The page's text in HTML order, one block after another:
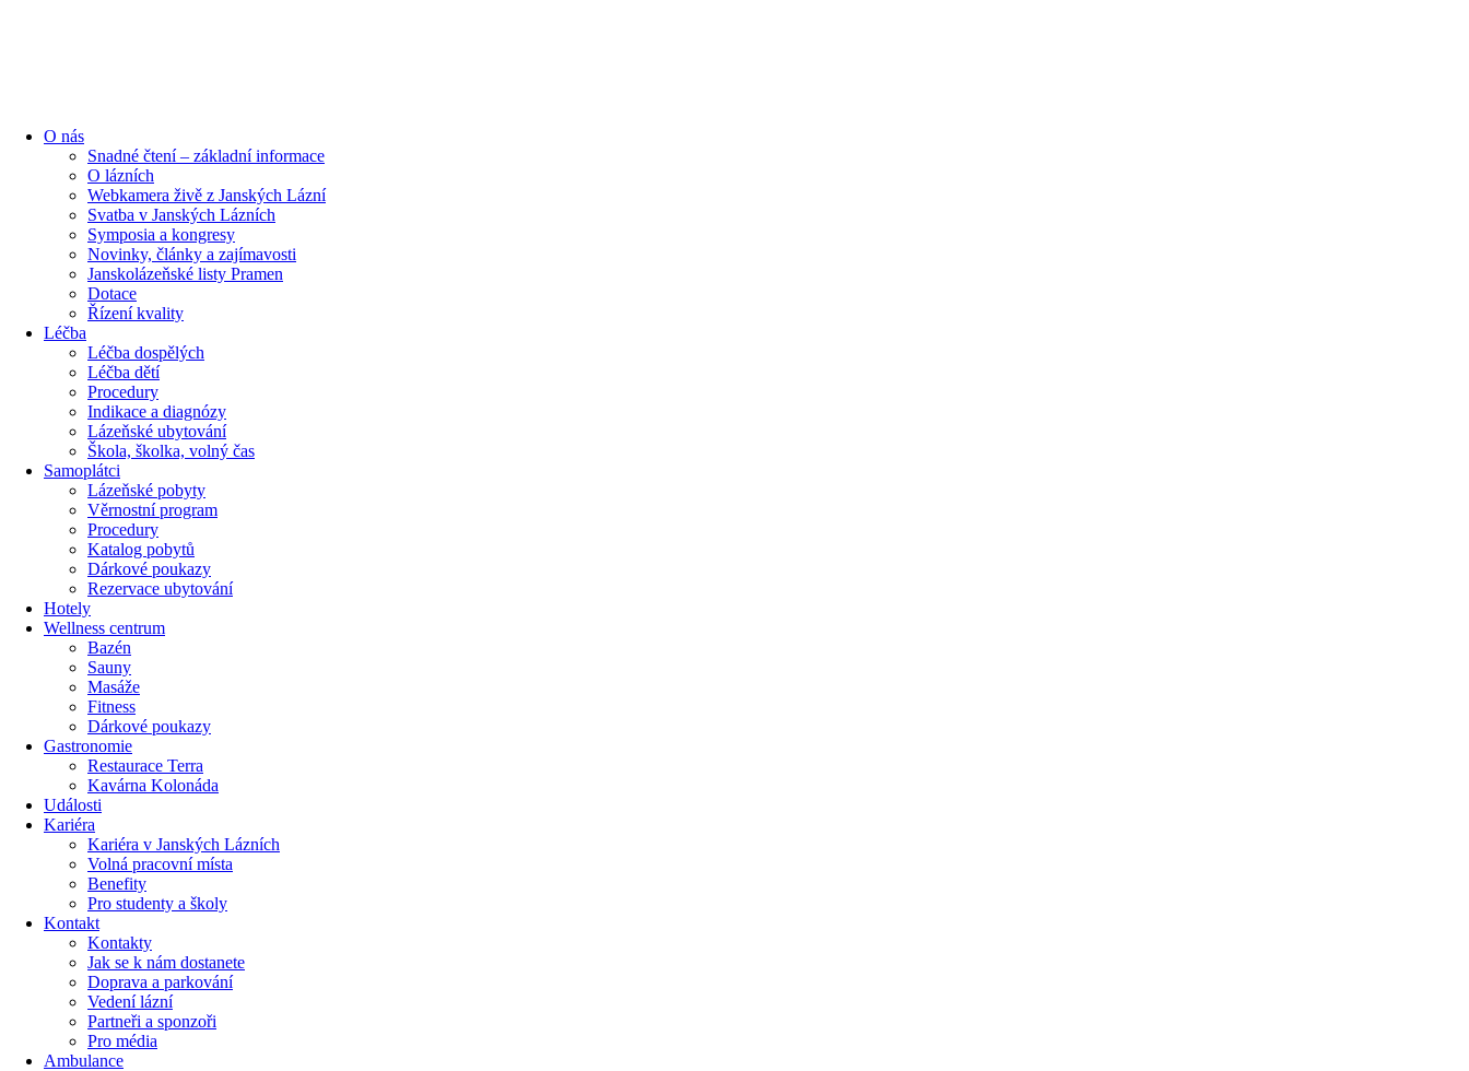
O nás
Snadné čtení – základní informace
O lázních
Webkamera živě z Janských Lázní
Svatba v Janských Lázních
Symposia a kongresy
Novinky, články a zajímavosti
Janskolázeňské listy Pramen
Dotace
Řízení kvality
Léčba
Léčba dospělých
Léčba dětí
Procedury
Indikace a diagnózy
Lázeňské ubytování
Škola, školka, volný čas
Samoplátci
Lázeňské pobyty
Věrnostní program
Procedury
Katalog pobytů
Dárkové poukazy​
Rezervace ubytování
Hotely
Wellness centrum
Bazén
Sauny
Masáže
Fitness
Dárkové poukazy​
Gastronomie
Restaurace Terra
Kavárna Kolonáda
Události
Kariéra
Kariéra v Janských Lázních
Volná pracovní místa
Benefity
Pro studenty a školy
Kontakt
Kontakty
Jak se k nám dostanete
Doprava a parkování
Vedení lázní
Partneři a sponzoři
Pro média
Ambulance